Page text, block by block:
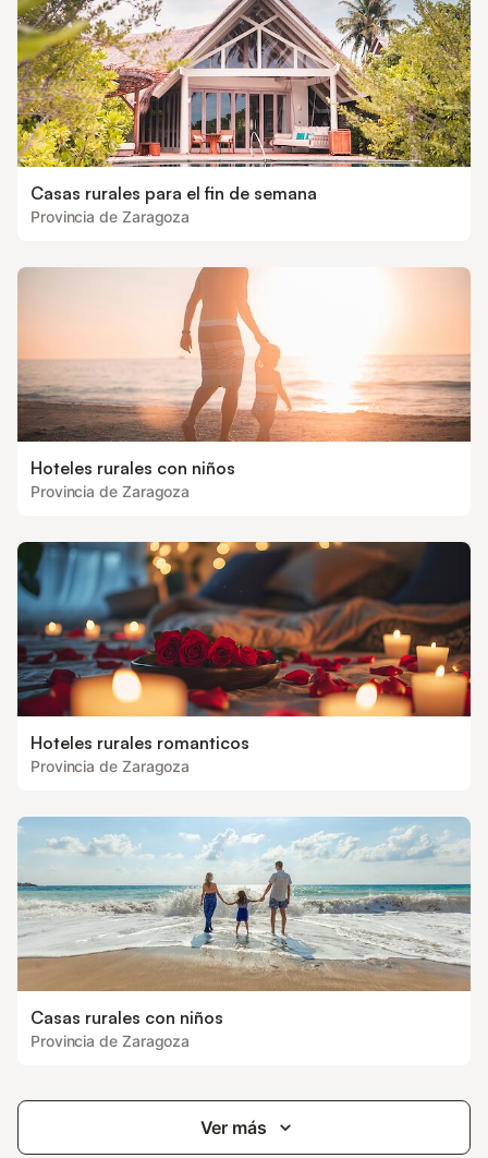
Casas rurales para el fin de semana
Provincia de Zaragoza
Hoteles rurales con niños
Provincia de Zaragoza
Hoteles rurales romanticos
Provincia de Zaragoza
Casas rurales con niños
Provincia de Zaragoza
Ver más